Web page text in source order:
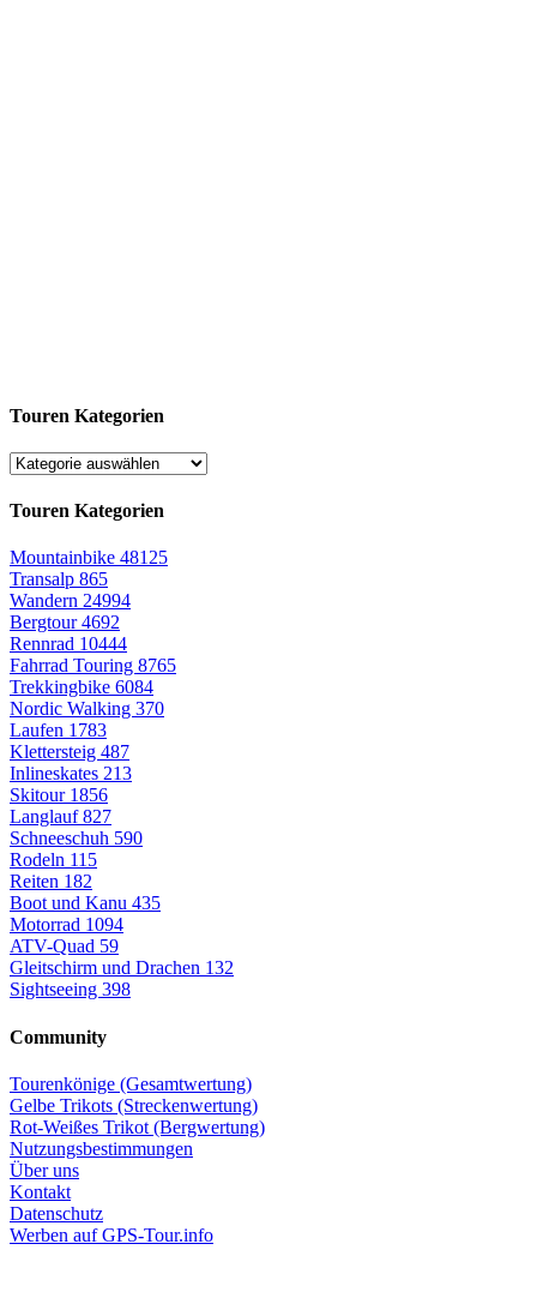
Touren Kategorien
Touren Kategorien
Mountainbike 48125
Transalp 865
Wandern 24994
Bergtour4692
Rennrad 10444
Fahrrad Touring 8765
Trekkingbike 6084
Nordic Walking 370
Laufen 1783
Klettersteig 487
Inlineskates 213
Skitour 1856
Langlauf827
Schneeschuh 590
Rodeln 115
Reiten 182
Boot und Kanu 435
Motorrad 1094
ATV-Quad 59
Gleitschirm und Drachen 132
Sightseeing 398
Community
Tourenkönige (Gesamtwertung)
Gelbe Trikots (Streckenwertung)
Rot-Weißes Trikot (Bergwertung)
Nutzungsbestimmungen
Über uns
Kontakt
Datenschutz
Werben auf GPS-Tour.info